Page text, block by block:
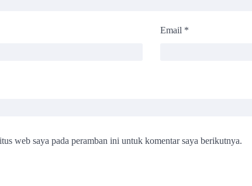
Email *
web saya pada peramban ini untuk komentar saya berikutnya.